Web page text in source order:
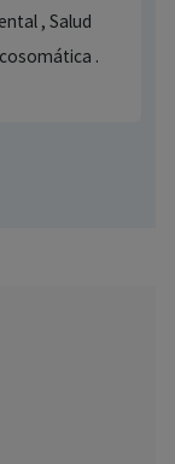
, Salud
.